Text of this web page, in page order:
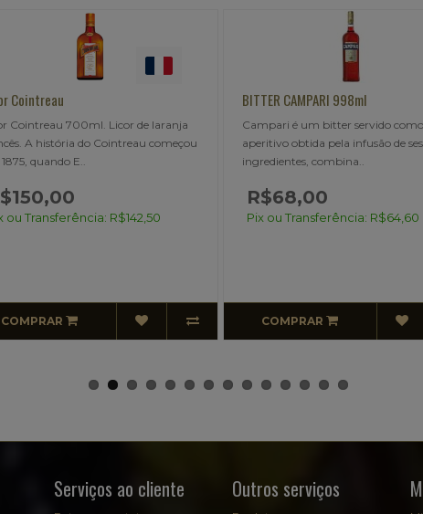
BITTER CAMPARI 998ml
Campari é um bitter servido como
aperitivo obtida pela infusão de sessenta
ingredientes, combina..
R$68,00
Pix ou Transferência: R$64,60
COMPRAR
LICOR COINTREAU VINCENT
Licor Cointreau 700ml. Licor
francês. A história do
ESGOTADO
Serviços ao cliente Outros serviços